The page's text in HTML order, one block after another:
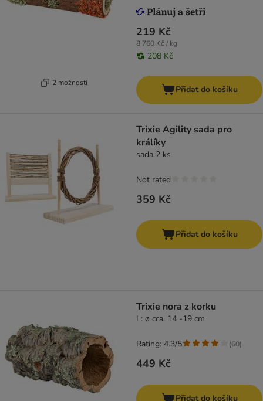
2 možností
219 Kč
8 760 Kč / kg
208 Kč
Přidat do košíku
Trixie Agility sada pro
králíky
sada 2 ks
359 Kč
Not rated
Přidat do košíku
Trixie nora z korku
L: ø cca. 14 -19 cm
449 Kč
Rating: 4.3/5 (60)
Přidat do košíku